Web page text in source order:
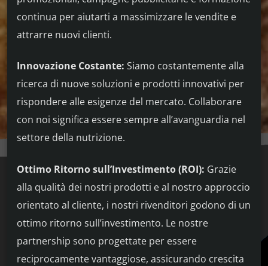
continua per aiutarti a massimizzare le vendite e
attrarre nuovi clienti.
Innovazione Costante: Siamo costantemente alla
ricerca di nuove soluzioni e prodotti innovativi per
rispondere alle esigenze del mercato. Collaborare
con noi significa essere sempre all’avanguardia nel
settore della nutrizione.
Ottimo Ritorno sull’Investimento (ROI): Grazie
alla qualità dei nostri prodotti e al nostro approccio
orientato al cliente, i nostri rivenditori godono di un
ottimo ritorno sull’investimento. Le nostre
partnership sono progettate per essere
reciprocamente vantaggiose, assicurando crescita